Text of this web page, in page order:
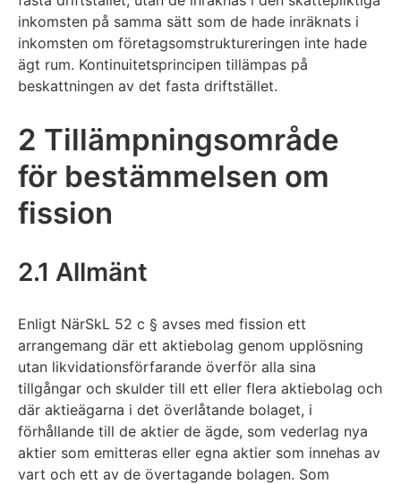
inkomsten på samma sätt som de hade inräknats i
inkomsten om företagsomstruktureringen inte hade
ägt rum. Kontinuitetsprincipen tillämpas på
beskattningen av det fasta driftstället.
2 Tillämpningsområde
för bestämmelsen om
fission
2.1 Allmänt
Enligt NärSkL 52 c § avses med fission ett
arrangemang där ett aktiebolag genom upplösning
utan likvidationsförfarande överför alla sina
tillgångar och skulder till ett eller flera aktiebolag och
där aktieägarna i det överlåtande bolaget, i
förhållande till de aktier de ägde, som vederlag nya
aktier som emitteras eller egna aktier som innehas av
vart och ett av de övertagande bolagen. Som